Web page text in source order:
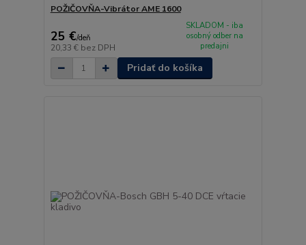
POŽIČOVŇA-Vibrátor AME 1600
25 €/deň
20,33 € bez DPH
SKLADOM - iba
osobný odber na
predajni
Pridať do košíka